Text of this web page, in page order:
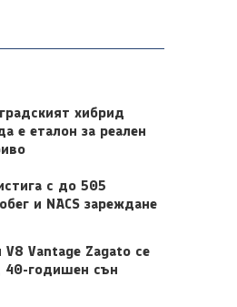
хибрид
е еталон за реален
с до 505
и NACS зареждане
Vantage Zagato се
40-годишен сън